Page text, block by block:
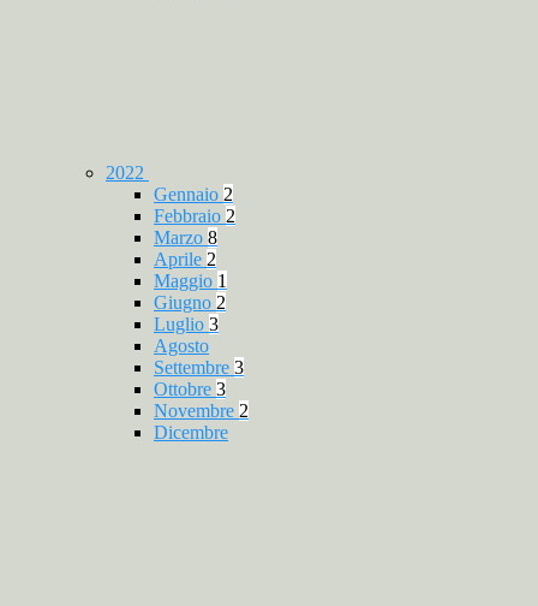
2022
Gennaio 2
Febbraio 2
Marzo 8
Aprile 2
Maggio 1
Giugno 2
Luglio 3
Agosto
Settembre 3
Ottobre 3
Novembre 2
Dicembre